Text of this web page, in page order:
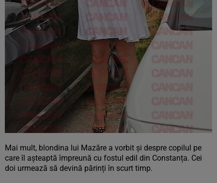
Mai mult, blondina lui Mazăre a vorbit și despre copilul pe
care îl așteaptă împreună cu fostul edil din Constanța. Cei
doi urmează să devină părinți în scurt timp.